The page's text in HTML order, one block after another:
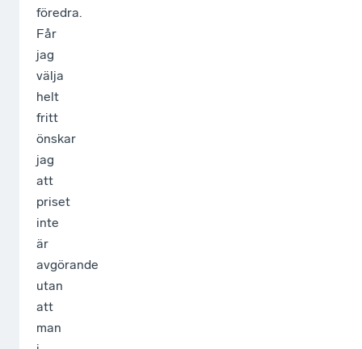
föredra.
Får
jag
välja
helt
fritt
önskar
jag
att
priset
inte
är
avgörande
utan
att
man